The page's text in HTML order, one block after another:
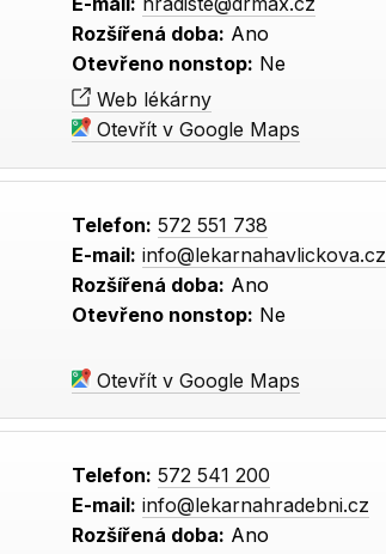
Rozšířená doba: Ano
Otevřeno nonstop: Ne
Web lékárny
Otevřít v Google Maps
Telefon: 572 551 738
E-mail: info@lekarnahavlickova.cz
Rozšířená doba: Ano
Otevřeno nonstop: Ne
Otevřít v Google Maps
Telefon: 572 541 200
E-mail: info@lekarnahradebni.cz
Rozšířená doba: Ano